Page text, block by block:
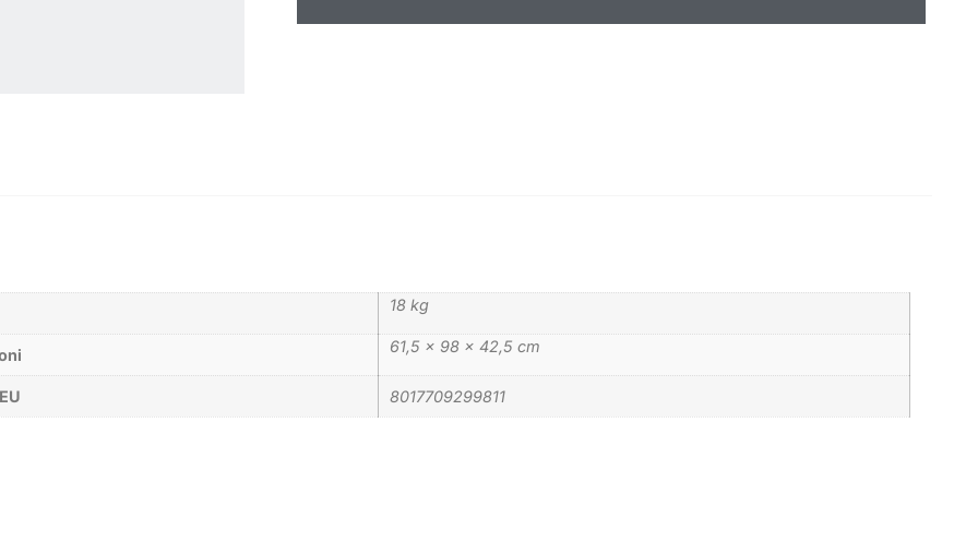
18 kg
61,5 × 98 × 42,5 cm
8017709299811